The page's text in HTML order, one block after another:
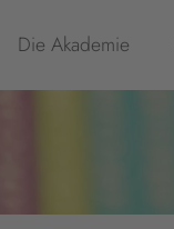
Die Akademie